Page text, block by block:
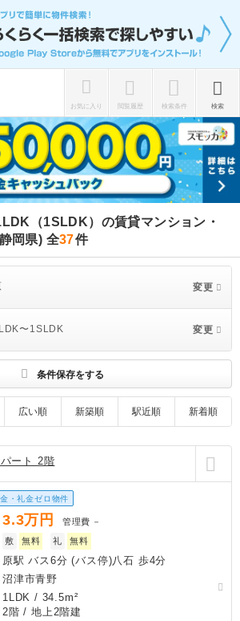
お気に入り 閲覧履歴 検索条件 検索
（1SLDK）の賃貸マンション・
岡県) 全37件
変更
〜1SLDK 変更
条件保存をする
広い順 新築順 駅近順 新着順
ート 2階
・礼金ゼロ物件
3.3万円 管理費 －
敷
無料 礼 無料
原駅 バス6分 (バス停)八石 歩4分
沼津市青野
1LDK / 34.5m²
2階 / 地上2階建